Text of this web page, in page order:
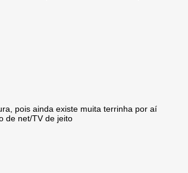
pois ainda existe muita terrinha por aí
de net/TV de jeito